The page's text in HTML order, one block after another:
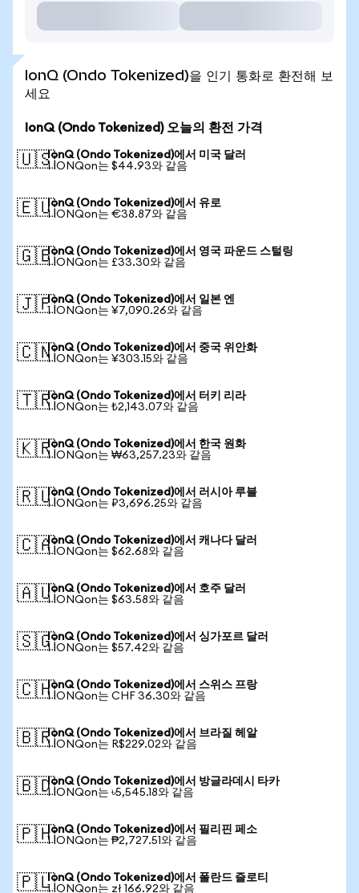
IonQ (Ondo Tokenized)을 인기 통화로 환전해 보
세요
IonQ (Ondo Tokenized) 오늘의 환전 가격
🇺🇸IonQ (Ondo Tokenized)에서 미국 달러
1 IONQon는 $44.93와 같음
🇪🇺IonQ (Ondo Tokenized)에서 유로
1 IONQon는 €38.87와 같음
🇬🇧IonQ (Ondo Tokenized)에서 영국 파운드 스털링
1 IONQon는 £33.30와 같음
🇯🇵IonQ (Ondo Tokenized)에서 일본 엔
1 IONQon는 ¥7,090.26와 같음
🇨🇳IonQ (Ondo Tokenized)에서 중국 위안화
1 IONQon는 ¥303.15와 같음
🇹🇷IonQ (Ondo Tokenized)에서 터키 리라
1 IONQon는 ₺2,143.07와 같음
🇰🇷IonQ (Ondo Tokenized)에서 한국 원화
1 IONQon는 ₩63,257.23와 같음
🇷🇺IonQ (Ondo Tokenized)에서 러시아 루블
1 IONQon는 ₽3,696.25와 같음
🇨🇦IonQ (Ondo Tokenized)에서 캐나다 달러
1 IONQon는 $62.68와 같음
🇦🇺IonQ (Ondo Tokenized)에서 호주 달러
1 IONQon는 $63.58와 같음
🇸🇬IonQ (Ondo Tokenized)에서 싱가포르 달러
1 IONQon는 $57.42와 같음
🇨🇭IonQ (Ondo Tokenized)에서 스위스 프랑
1 IONQon는 CHF 36.30와 같음
🇧🇷IonQ (Ondo Tokenized)에서 브라질 헤알
1 IONQon는 R$229.02와 같음
🇧🇩IonQ (Ondo Tokenized)에서 방글라데시 타카
1 IONQon는 ৳5,545.18와 같음
🇵🇭IonQ (Ondo Tokenized)에서 필리핀 페소
1 IONQon는 ₱2,727.51와 같음
🇵🇱IonQ (Ondo Tokenized)에서 폴란드 즐로티
1 IONQon는 zł 166.92와 같음